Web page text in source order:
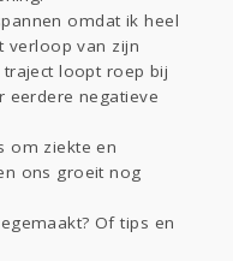
omdat ik heel
verloop van zijn
loopt roep bij
eerdere negatieve
om ziekte en
ons groeit nog
Of tips en